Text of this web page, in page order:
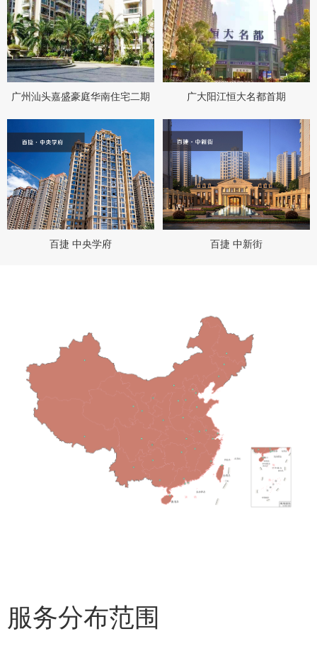
广州汕头嘉盛豪庭华南住宅二期 广大阳江恒大名都首期
百捷 中央学府 百捷 中新街
服务分布范围